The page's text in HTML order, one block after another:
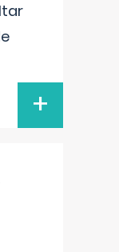
+